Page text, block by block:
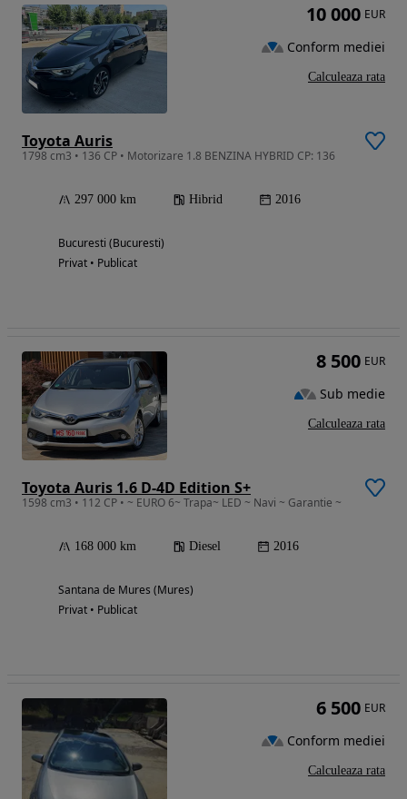
Toyota Auris
1798 cm3 • 136 CP • Motorizare 1.8 BENZINA HYBRID CP: 136
297 000 km Hibrid 2016
Bucuresti (Bucuresti)
Privat • Publicat
10 000 EUR
Conform mediei
Calculeaza rata
Toyota Auris 1.6 D-4D Edition S+
1598 cm3 • 112 CP • ~ EURO 6~ Trapa~ LED ~ Navi ~ Garantie ~
168 000 km Diesel 2016
Santana de Mures (Mures)
Privat • Publicat
8 500 EUR
Sub medie
Calculeaza rata
6 500 EUR
Conform mediei
Calculeaza rata